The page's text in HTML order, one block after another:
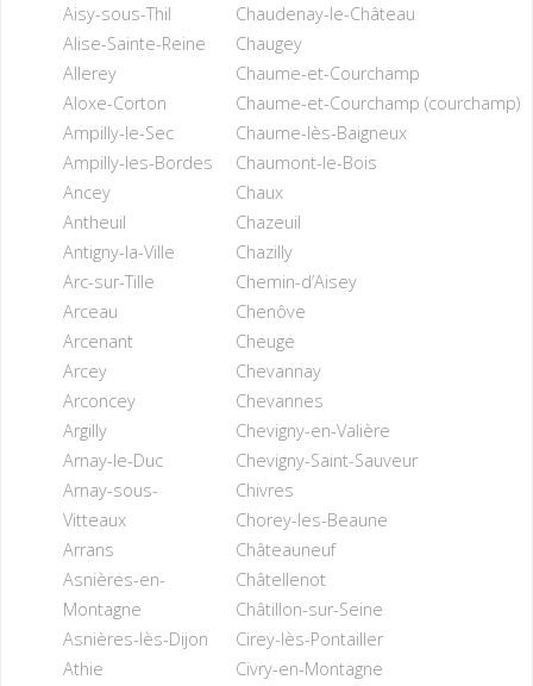
Aisy-sous-Thil
Alise-Sainte-Reine
Allerey
Aloxe-Corton
Ampilly-le-Sec
Ampilly-les-Bordes
Ancey
Antheuil
Antigny-la-Ville
Arc-sur-Tille
Arceau
Arcenant
Arcey
Arconcey
Argilly
Arnay-le-Duc
Arnay-sous-
Vitteaux
Arrans
Asnières-en-
Montagne
Asnières-lès-Dijon
Athie
Chaudenay-le-Château
Chaugey
Chaume-et-Courchamp
Chaume-et-Courchamp (courchamp)
Chaume-lès-Baigneux
Chaumont-le-Bois
Chaux
Chazeuil
Chazilly
Chemin-d’Aisey
Chenôve
Cheuge
Chevannay
Chevannes
Chevigny-en-Valière
Chevigny-Saint-Sauveur
Chivres
Chorey-les-Beaune
Châteauneuf
Châtellenot
Châtillon-sur-Seine
Cirey-lès-Pontailler
Civry-en-Montagne